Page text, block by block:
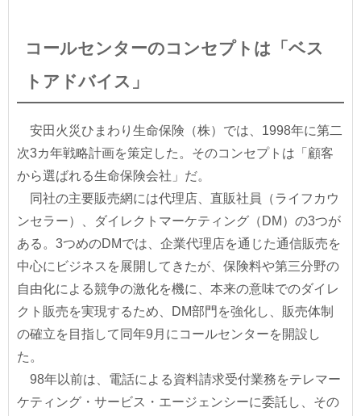
コールセンターのコンセプトは「ベス
トアドバイス」
安田火災ひまわり生命保険（株）では、1998年に第二
次3カ年戦略計画を策定した。そのコンセプトは「顧客
から選ばれる生命保険会社」だ。
同社の主要販売網には代理店、直販社員（ライフカウ
ンセラー）、ダイレクトマーケティング（DM）の3つが
ある。3つめのDMでは、企業代理店を通じた通信販売を
中心にビジネスを展開してきたが、保険料や第三分野の
自由化による競争の激化を機に、本来の意味でのダイレ
クト販売を実現するため、DM部門を強化し、販売体制
の確立を目指して同年9月にコールセンターを開設し
た。
98年以前は、電話による資料請求受付業務をテレマー
ケティング・サービス・エージェンシーに委託し、その